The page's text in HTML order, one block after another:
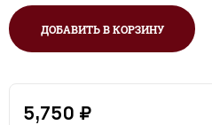
ДОБАВИТЬ В КОРЗИНУ
5,750 ₽